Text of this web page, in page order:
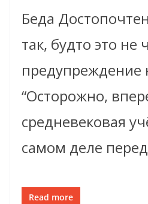
Беда
так, будто это не
предупреждение
“Осторожно,
средневековая
самом деле перед
Read more